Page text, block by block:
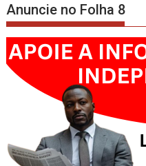
Anuncie no Folha 8